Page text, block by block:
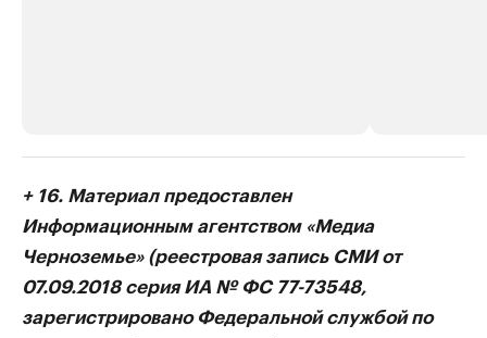
Делитесь новостями бизнеса на РБК
Управляйте страницей компании и развивайте личные
бренды спикеров бизнеса
Крупнейшие
продавцы
+ 16. Материал предоставлен
Информационным агентством «Медиа
Черноземье» (реестровая запись СМИ от
07.09.2018 серия ИА № ФС 77-73548,
зарегистрировано Федеральной службой по